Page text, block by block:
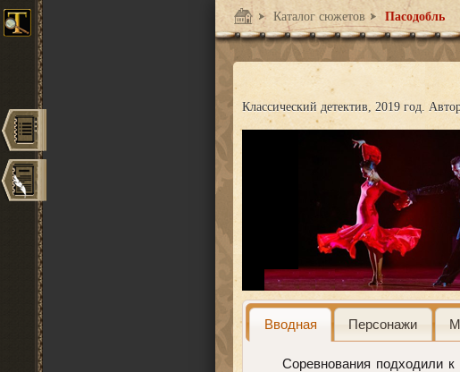
Каталог сюжетов Пасодобль
Классический детектив 2019 год.
Вводная Персонажи
Соревнования подходили к